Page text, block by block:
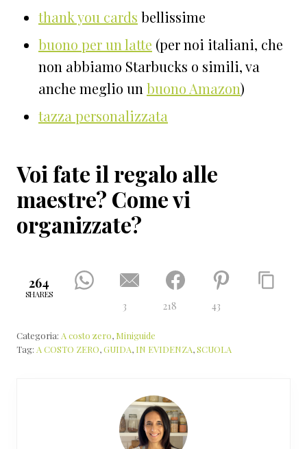
thank you cards bellissime
buono per un latte (per noi italiani, che
non abbiamo Starbucks o simili, va
anche meglio unbuono Amazon)
tazza personalizzata
Voi fate il regalo alle
maestre? Come vi
organizzate?
264
SHARES
3 218 43
Categoria: A costo zero, Miniguide
Tag: A COSTO ZERO,GUIDA, IN EVIDENZA,SCUOLA